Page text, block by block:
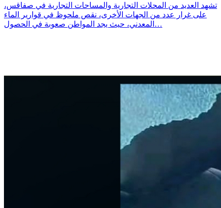
تشهد العديد من المحلات التجارية والمساحات التجارية في صفاقس،
على غرار عدد من الجهات الأخرى، نقص ملحوظ في قوارير الماء
المعدني، حيث يجد المواطن صعوبة في الحصول…